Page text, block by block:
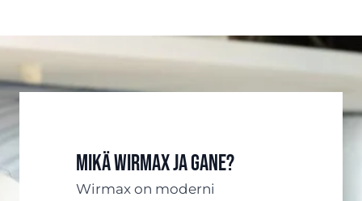
Mikä Wirmax ja Gane?
Wirmax on moderni